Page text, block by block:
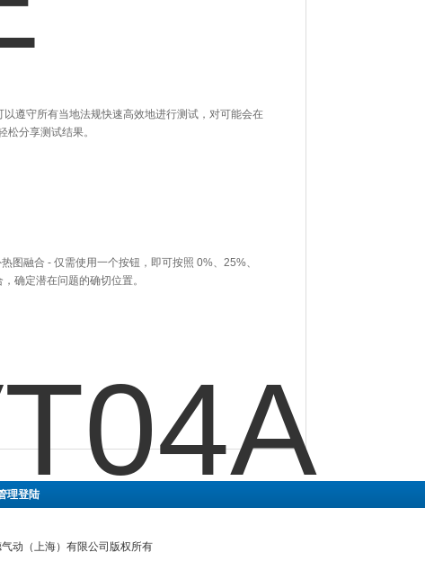
遵守所有当地法规快速高效地进行测试，对可能会在
分享测试结果。
图融合 - 仅需使用一个按钮，即可按照 0%、25%、
确定潜在问题的确切位置。
理登陆
动（上海）有限公司版权所有